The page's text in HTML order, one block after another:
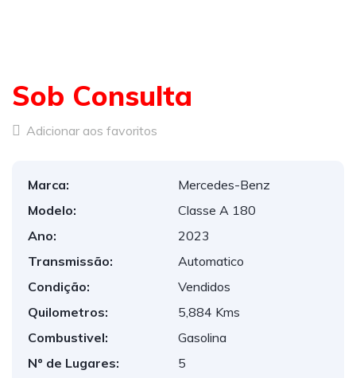
Sob Consulta
Adicionar aos favoritos
Marca:
Mercedes-Benz
Modelo:
Classe A 180
Ano:
2023
Transmissão:
Automatico
Condição:
Vendidos
Quilometros:
5,884 Kms
Combustivel:
Gasolina
Nº de Lugares:
5